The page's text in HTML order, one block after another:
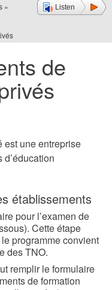
Listen
»
de
est une entreprise
établissements
pour l’examen de
Cette étape
programme convient
des TNO.
remplir le formulaire
de formation